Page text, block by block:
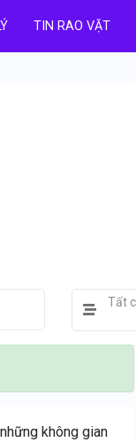
TIN RAO VẶT
Tất
không gian